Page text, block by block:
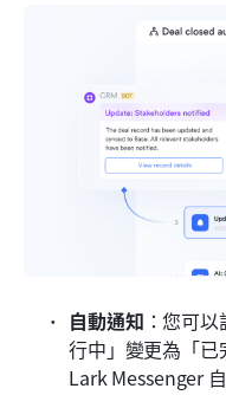
自動通知 ：您可
行中」變更為「
Lark Messenger